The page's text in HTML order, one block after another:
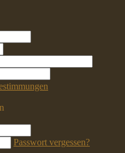
Passwort vergessen?